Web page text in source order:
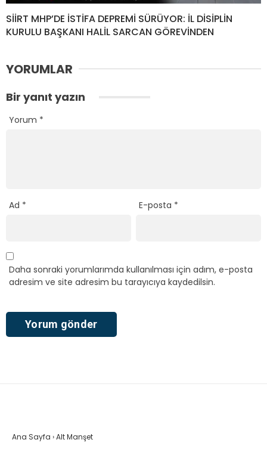
SİİRT MHP’DE İSTİFA DEPREMİ SÜRÜYOR: İL DİSİPLİN
KURULU BAŞKANI HALİL SARCAN GÖREVİNDEN
YORUMLAR
Bir yanıt yazın
Yorum *
Ad * E-posta *
Daha sonraki yorumlarımda kullanılması için adım, e-posta
adresim ve site adresim bu tarayıcıya kaydedilsin.
Ana Sayfa ›Alt Manşet